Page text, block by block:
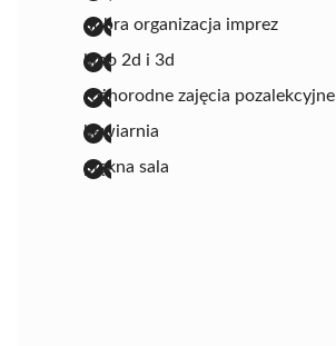
dobra organizacja imprez
kino 2d i 3d
różnorodne zajęcia pozalekcyjne
kawiarnia
piękna sala